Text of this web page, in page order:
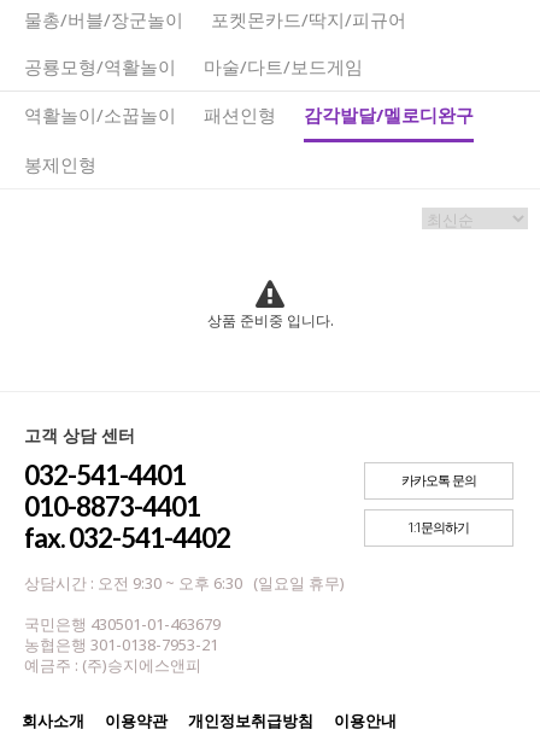
물총/버블/장군놀이
포켓몬카드/딱지/피규어
공룡모형/역활놀이
마술/다트/보드게임
역활놀이/소꿉놀이
패션인형 감각발달/멜로디완구
봉제인형
상품 준비중 입니다.
고객 상담 센터
032-541-4401
010-8873-4401
fax. 032-541-4402
상담시간 : 오전 9:30 ~ 오후 6:30 (일요일 휴무)
국민은행 430501-01-463679
농협은행 301-0138-7953-21
예금주 : (주)승지에스앤피
카카오톡 문의
1:1문의하기
회사소개 이용약관 개인정보취급방침 이용안내